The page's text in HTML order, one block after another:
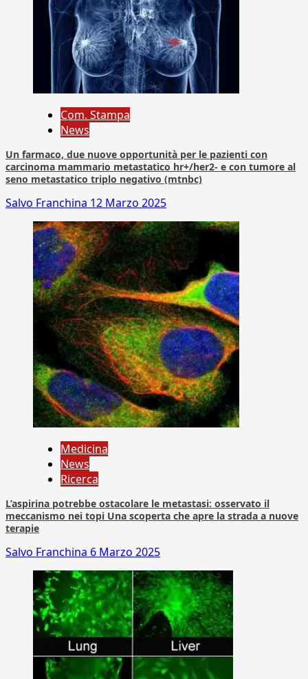
Com. Stampa
News
Un farmaco, due nuove opportunità per le pazienti con
carcinoma mammario metastatico hr+/her2- e con tumore al
seno metastatico triplo negativo (mtnbc)
Salvo Franchina 12 Marzo 2025
Medicina
News
Ricerca
L’aspirina potrebbe ostacolare le metastasi: osservato il
meccanismo nei topi Una scoperta che apre la strada a nuove
terapie
Salvo Franchina 6 Marzo 2025